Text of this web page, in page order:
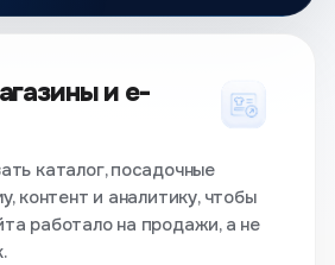
и e-
каталог, посадочные
контент и аналитику, чтобы
работало на продажи, а не